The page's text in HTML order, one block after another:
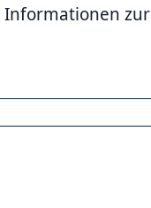
Informationen zur